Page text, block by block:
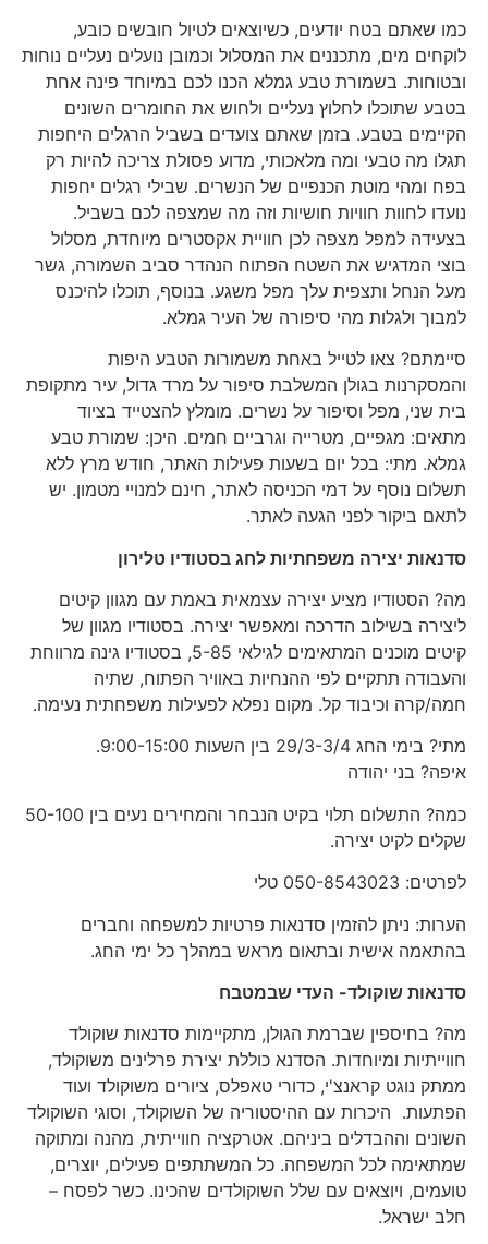
כמו שאתם בטח יודעים, כשיוצאים לטיול חובשים כובע,
לוקחים מים, מתכננים את המסלול וכמובן נועלים נעליים נוחות
ובטוחות. בשמורת טבע גמלא הכנו לכם במיוחד פינה אחת
בטבע שתוכלו לחלוץ נעליים ולחוש את החומרים השונים
הקיימים בטבע. בזמן שאתם צועדים בשביל הרגלים היחפות
תגלו מה טבעי ומה מלאכותי, מדוע פסולת צריכה להיות רק
בפח ומהי מוטת הכנפיים של הנשרים. שבילי רגלים יחפות
נועדו לחוות חוויות חושיות וזה מה שמצפה לכם בשביל.
בצעידה למפל מצפה לכן חוויית אקסטרים מיוחדת, מסלול
בוצי המדגיש את השטח הפתוח הנהדר סביב השמורה, גשר
מעל הנחל ותצפית עלך מפל משגע. בנוסף, תוכלו להיכנס
למבוך ולגלות מהי סיפורה של העיר גמלא.
סיימתם? צאו לטייל באחת משמורות הטבע היפות
והמסקרנות בגולן המשלבת סיפור על מרד גדול, עיר מתקופת
בית שני, מפל וסיפור על נשרים. מומלץ להצטייד בציוד
מתאים: מגפיים, מטרייה וגרביים חמים. היכן: שמורת טבע
גמלא. מתי: בכל יום בשעות פעילות האתר, חודש מרץ ללא
תשלום נוסף על דמי הכניסה לאתר, חינם למנויי מטמון. יש
לתאם ביקור לפני הגעה לאתר.
סדנאות יצירה משפחתיות לחג בסטודיו טלירון
מה? הסטודיו מציע יצירה עצמאית באמת עם מגוון קיטים
ליצירה בשילוב הדרכה ומאפשר יצירה. בסטודיו מגוון של
קיטים מוכנים המתאימים לגילאי 5-85, בסטודיו גינה מרווחת
והעבודה תתקיים לפי ההנחיות באוויר הפתוח, שתיה
חמה/קרה וכיבוד קל. מקום נפלא לפעילות משפחתית נעימה.
מתי? בימי החג 29/3-3/4 בין השעות 9:00-15:00.
איפה? בני יהודה
כמה? התשלום תלוי בקיט הנבחר והמחירים נעים בין 50-100
שקלים לקיט יצירה.
לפרטים: 050-8543023 טלי
הערות: ניתן להזמין סדנאות פרטיות למשפחה וחברים
בהתאמה אישית ובתאום מראש במהלך כל ימי החג.
סדנאות שוקולד- העדי שבמטבח
מה? בחיספין שברמת הגולן, מתקיימות סדנאות שוקולד
חווייתיות ומיוחדות. הסדנא כוללת יצירת פרלינים משוקולד,
ממתק נוגט קראנצ'י, כדורי טאפלס, ציורים משוקולד ועוד
הפתעות. היכרות עם ההיסטוריה של השוקולד, וסוגי השוקולד
השונים וההבדלים ביניהם. אטרקציה חווייתית, מהנה ומתוקה
שמתאימה לכל המשפחה. כל המשתתפים פעילים, יוצרים,
טועמים, ויוצאים עם שלל השוקולדים שהכינו. כשר לפסח –
חלב ישראל.